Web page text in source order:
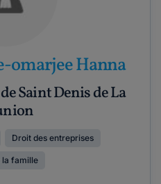
omarjee Hanna
Saint Denis de La
Droit des entreprises
la famille